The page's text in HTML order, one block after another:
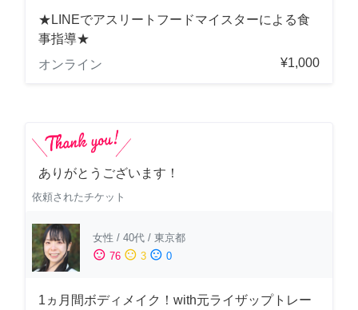
★LINEでアスリートフードマイスターによる食
事指導★
オンライン
¥1,000
ありがとうございます！
依頼されたチケット
女性 / 40代 / 東京都
sentiment_satisfied 76 sentiment_neutral 3 sentiment_dissatisfied 0
1ヵ月間ボディメイク！with元ライザップトレー